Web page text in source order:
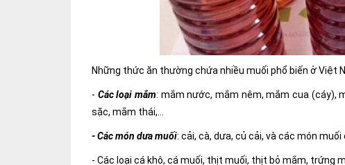
Những thức ăn thường chứa nhiều muối phổ biến ở Việt
- Các loại mắm: mắm nước, mắm nêm, mắm cua (cáy),
sặc, mắm thái,…
- Các món dưa muối: cải, cà, dưa, củ cải, và các món muối
- Các loại cá khô, cá muối, thịt muối, thịt bỏ mắm, trứng